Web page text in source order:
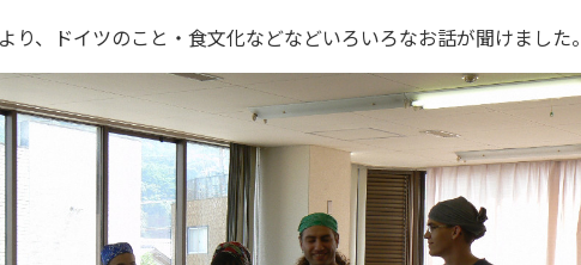
り、ドイツのこと・食文化などなどいろいろなお話が聞けました。